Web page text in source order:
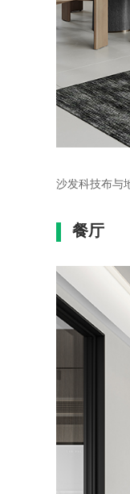
沙发科技布与
餐厅